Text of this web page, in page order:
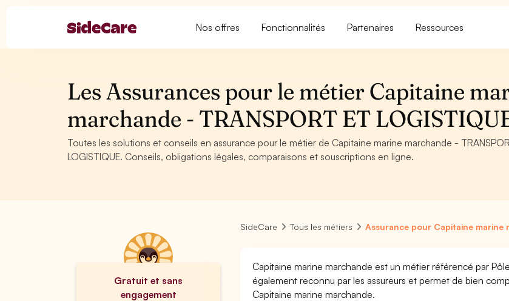
Nos offres Fonctionnalités Partenaires Ressources
Les Assurances pour le métier Capitaine
marchande - TRANSPORT ET
Toutes les solutions et conseils en assurance pour le métier de Capitaine marine marchande -
LOGISTIQUE. Conseils, obligations légales, comparaisons et souscriptions en ligne.
Gratuit et sans
engagement
SideCare Tous les métiers Assurance pour Capitaine marine
Capitaine marine marchande est un métier référencé par
également reconnu par les assureurs et permet de bien
Capitaine marine marchande.